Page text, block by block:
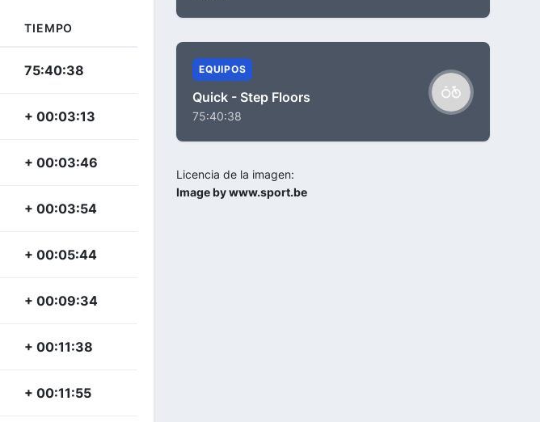
TIEMPO
75:40:38
+ 00:03:13
+ 00:03:46
+ 00:03:54
+ 00:05:44
+ 00:09:34
+ 00:11:38
+ 00:11:55
EQUIPOS
Quick - Step Floors
75:40:38
Licencia de la imagen:
Image by www.sport.be